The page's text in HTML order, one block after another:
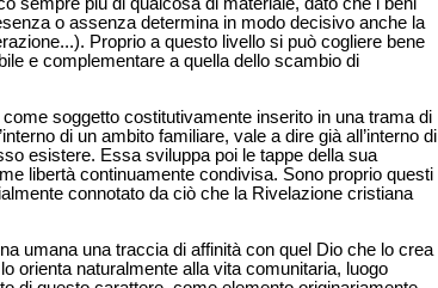
sempre più di qualcosa di materiale, dato che i beni
o assenza determina in modo decisivo anche la
Proprio a questo livello si può cogliere bene
e complementare a quella dello scambio di
soggetto costitutivamente inserito in una trama di
di un ambito familiare, vale a dire già all’interno di
esistere. Essa sviluppa poi le tappe della sua
libertà continuamente condivisa. Sono proprio questi
connotato da ciò che la Rivelazione cristiana
umana una traccia di affinità con quel Dio che lo crea
orienta naturalmente alla vita comunitaria, luogo